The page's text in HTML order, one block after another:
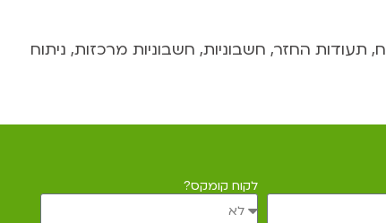
החזר, חשבוניות, חשבוניות מרכזות, ניתוח
לקוח קומקס?